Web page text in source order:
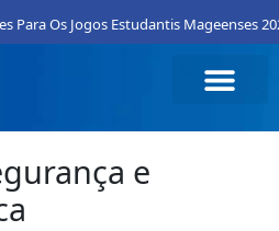
Os Jogos Estudantis Mageenses 2026
e